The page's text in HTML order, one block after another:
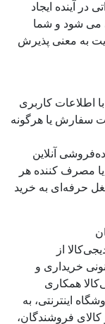
آینده ایجاد
شود و شما
به معنی پذیرش
کاربری
سفارش یا هرگونه
آنلاین
مصرف کننده هر
به خرید
از
خریداری و
همکاری
اینترنتی، به
فروشندگان،